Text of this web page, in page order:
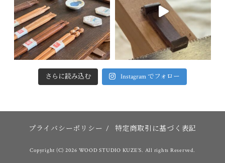
さらに読み込む Instagram でフォロー
プライバシーポリシー / 特定商取引に基づく表記
Copyright (C) 2026 WOOD STUDIO KUZE’S. All rights Reserved.